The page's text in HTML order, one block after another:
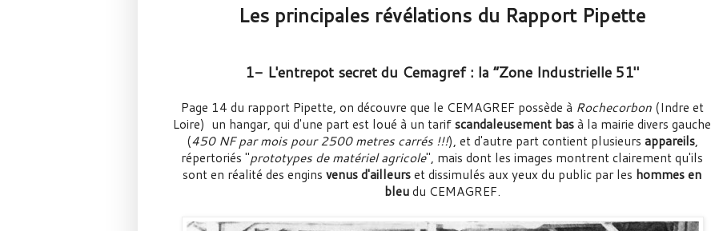
Les principales révélations du Rapport Pipette
1- L'entrepot secret du Cemagref : la “Zone Industrielle 51"
Page 14 du rapport Pipette, on découvre que le CEMAGREF possède à Rochecorbon(Indre et
Loire) un hangar, qui d'une part est loué à un tarifscandaleusement basà la mairie divers gauche
(450 NF par mois pour 2500 metres carrés !!!), et d'autre part contient plusieurs appareils,
répertoriés "prototypes de matériel agricole", mais dont les images montrent clairement qu'ils
sont en réalité des engins venus d'ailleurset dissimulés aux yeux du public par les hommes en
bleudu CEMAGREF.